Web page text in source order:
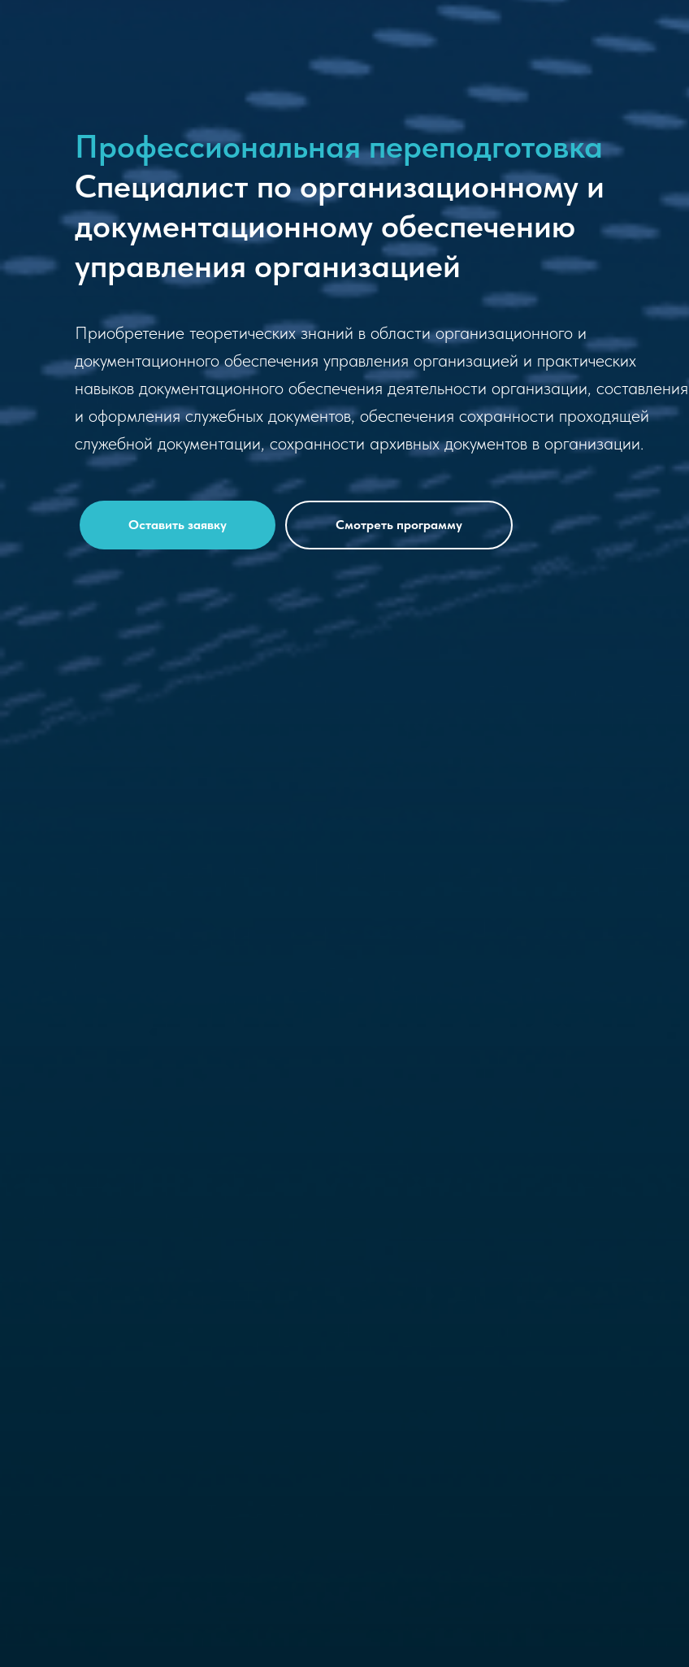
Профессиональная переподготовка
Специалист по организационному и
документационному обеспечению
управления организацией
Приобретение теоретических знаний в области организационного и
документационного обеспечения управления организацией и практических
навыков документационного обеспечения деятельности организации, составления
и оформления служебных документов, обеспечения сохранности проходящей
служебной документации, сохранности архивных документов в организации.
Оставить заявку Смотреть программу